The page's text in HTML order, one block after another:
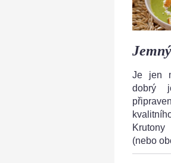
Je jen
dobrý
(nebo